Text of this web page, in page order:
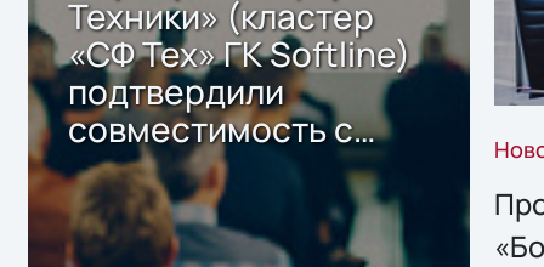
Техники» (кластер
«СФ Тех» ГК Softline)
подтвердили
совместимость с
решением Sharx
Storage 2.x для
хранения данных